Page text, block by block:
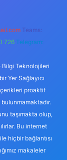
Teams:
726 Telegram:
Bilgi Teknolojileri
Yer Sağlayıcı
proaktif
taşımakta olup,
Bu internet
hiçbir bağlantısı
makaleler